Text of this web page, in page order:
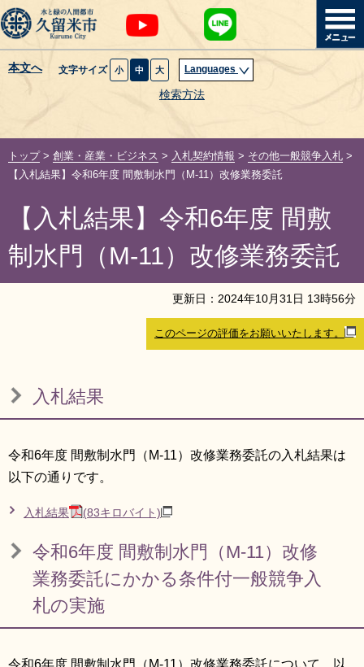
本文へ 文字サイズ 小 中 大 Languages
検索方法
暮らし・届出
健康・医療・福祉
観光魅力・イベント
創業・産業・ビジネス
組織から探す
RSS プライバシーポリシー
サイトについて
閉じる
トップ> 創業・産業・ビジネス > 入札契約情報 > その他一般競争入札 >
【入札結果】令和6年度 間敷制水門（M-11）改修業務委託
【入札結果】令和6年度 間敷
制水門（M-11）改修業務委託
更新日： 2024年10月31 日 13時56分
このページの評価をお願いいたします。
入札結果
令和6年度 間敷制水門（M-11）改修業務委託の入札結果は
以下の通りです。
入札結果 (83キロバイト)
令和6年度 間敷制水門（M-11）改修
業務委託にかかる条件付一般競争入
札の実施